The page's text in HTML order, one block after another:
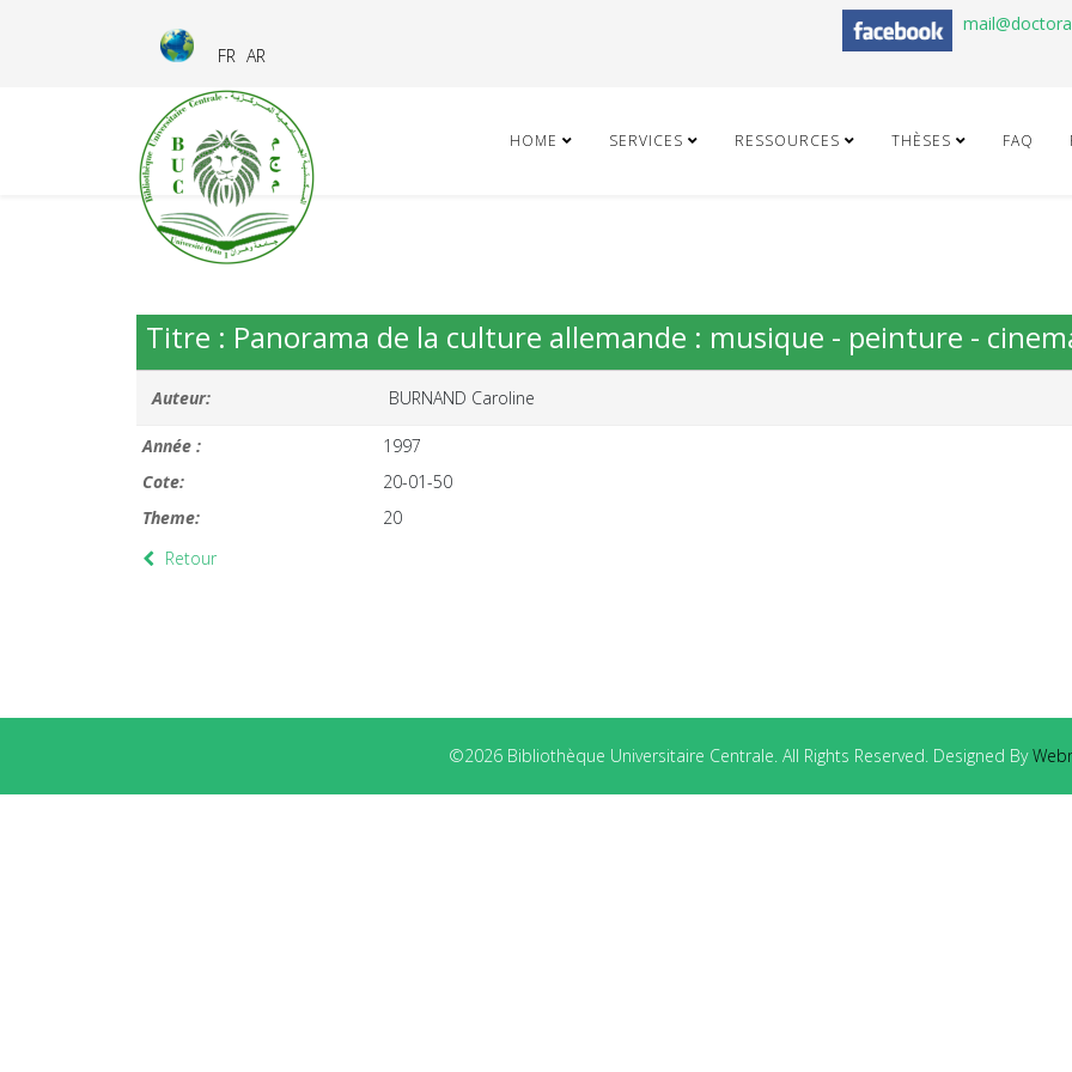
FR AR
HOME SERVICES RESSOURCES THÈSES FAQ
Titre : Panorama de la culture allemande : musique - peinture -
Auteur: BURNAND Caroline
Année :
1997
Cote:
20-01-50
Theme:
20
Retour
©2026 Bibliothèque Universitaire Centrale. All Rights Reserved. Designed By